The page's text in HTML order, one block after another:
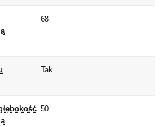
68
Tak
50